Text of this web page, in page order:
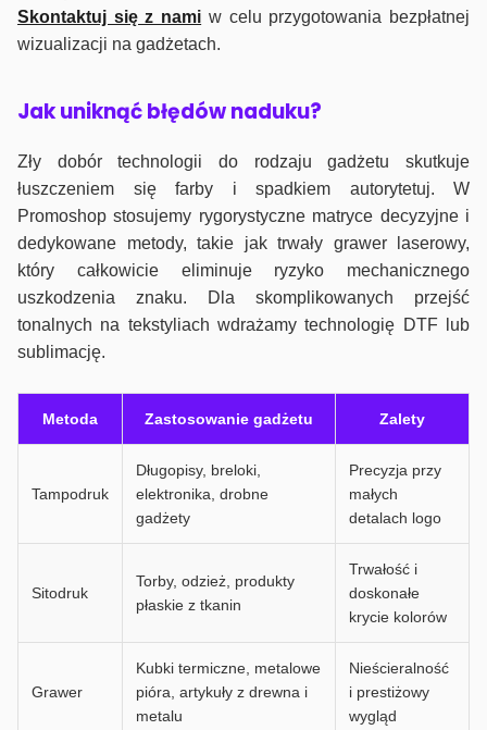
Skontaktuj się z nami w celu przygotowania bezpłatnej
wizualizacji na gadżetach.
Jak uniknąć błędów naduku?
Zły dobór technologii do rodzaju gadżetu skutkuje
łuszczeniem się farby i spadkiem autorytetuj. W
Promoshop stosujemy rygorystyczne matryce decyzyjne i
dedykowane metody, takie jak trwały grawer laserowy,
który całkowicie eliminuje ryzyko mechanicznego
uszkodzenia znaku. Dla skomplikowanych przejść
tonalnych na tekstyliach wdrażamy technologię DTF lub
sublimację.
Metoda Zastosowanie gadżetu Zalety
Tampodruk
Długopisy, breloki,
elektronika, drobne
gadżety
Precyzja przy
małych
detalach logo
Sitodruk
Torby, odzież, produkty
płaskie z tkanin
Trwałość i
doskonałe
krycie kolorów
Grawer
Kubki termiczne, metalowe
pióra, artykuły z drewna i
metalu
Nieścieralność
i prestiżowy
wygląd